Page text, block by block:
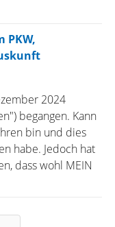
PKW,
2024
begangen. Kann
bin und dies
habe. Jedoch hat
dass wohl MEIN